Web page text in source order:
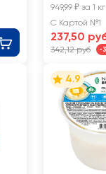
чиа,
джемом и
клубникой,
весовой
949,99 ₽ за 1 кг
С Картой №1
237,50
342,12 руб -
4.9